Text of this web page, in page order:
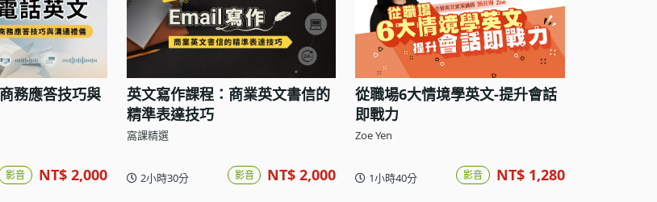
務應答技巧與
影音 NT$ 2,000
英文寫作課程：商業英文書信的
精準表達技巧
窩課精選
2小時30分 影音 NT$ 2,000
從職場6大情境學英文-提升會話
即戰力
Zoe Yen
1小時40分 影音 NT$ 1,280